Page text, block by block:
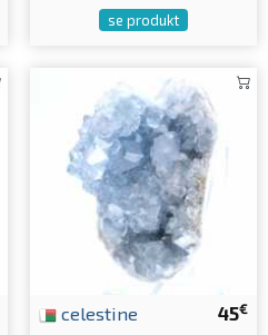
se produkt
45€
celestine